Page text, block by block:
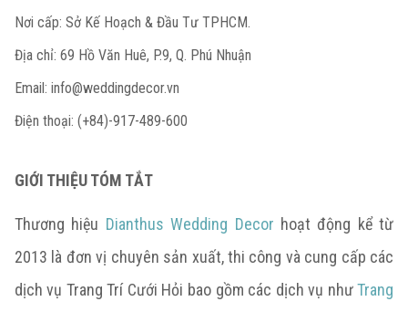
Nơi cấp: Sở Kế Hoạch & Đầu Tư TPHCM.
Địa chỉ: 69 Hồ Văn Huê, P.9, Q. Phú Nhuận
Email: info@weddingdecor.vn
Điện thoại: (+84)-917-489-600
GIỚI THIỆU TÓM TẮT
Thương hiệu Dianthus Wedding Decor hoạt động kể từ
2013 là đơn vị chuyên sản xuất, thi công và cung cấp các
dịch vụ Trang Trí Cưới Hỏi bao gồm các dịch vụ nhưTrang